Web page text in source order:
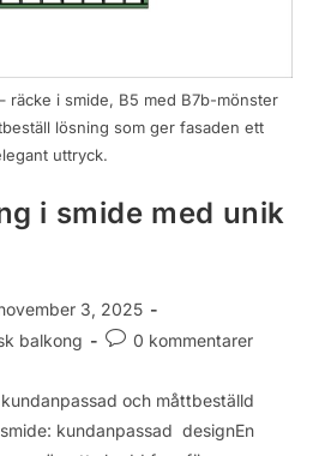
räcke i smide, B5 med B7b-mönster
lösning som ger fasaden ett
uttryck.
i smide med unik
3, 2025
balkong 0 kommentarer
och måttbeställd
kundanpassad designEn